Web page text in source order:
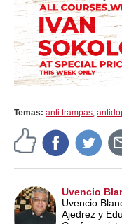
Temas: anti trampas,
Uvencio
Uvencio
Ajedrez y